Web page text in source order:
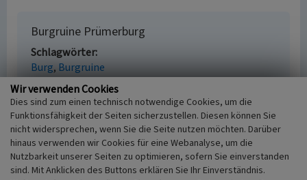
Burgruine Prümerburg
Schlagwörter
Burg Burgruine
54668 Prümzurlay
Gesetzlich geschütztes Kulturdenkmal
Denkmalzone gem. § 5 DSchG Rheinland-Pfalz
Fachsicht(en)
Denkmalpflege, Landeskunde
Erfassungsmaßstab
Wir verwenden Cookies
Dies sind zum einen technisch notwendige Cookies, um die
Funktionsfähigkeit der Seiten sicherzustellen. Diesen können Sie
nicht widersprechen, wenn Sie die Seite nutzen möchten. Darüber
hinaus verwenden wir Cookies für eine Webanalyse, um die
Nutzbarkeit unserer Seiten zu optimieren, sofern Sie einverstanden
sind. Mit Anklicken des Buttons erklären Sie Ihr Einverständnis.